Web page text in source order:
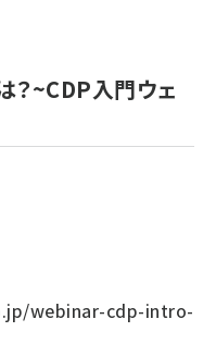
？~CDP入門ウェ
webinar-cdp-intro-